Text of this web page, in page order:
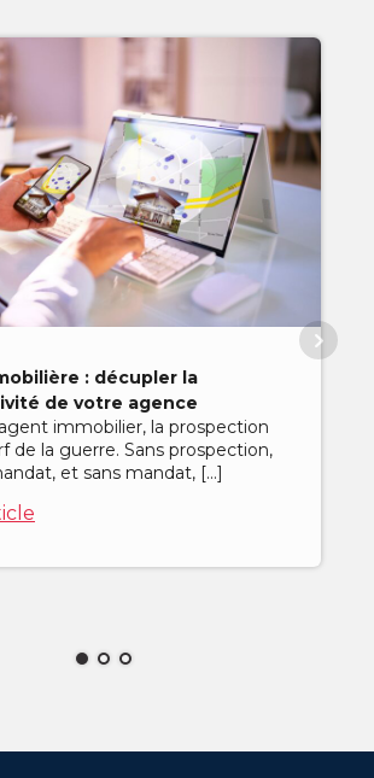
: décupler la
de votre agence
immobilier, la prospection
de la guerre. Sans prospection,
et sans mandat, […]